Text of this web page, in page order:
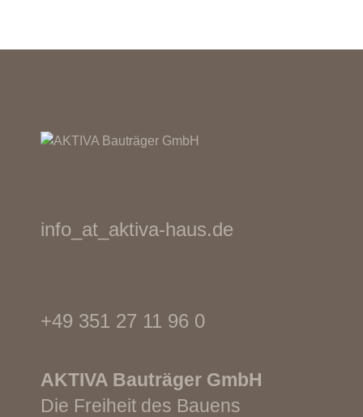
info _at_ aktiva-haus.de
+49 351 27 11 96 0
AKTIVA Bauträger GmbH
Die Freiheit des Bauens